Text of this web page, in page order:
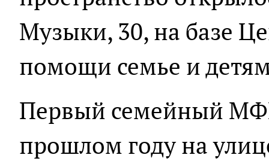
Музыки, 30, на базе
помощи семье и
Первый семейный
прошлом году на